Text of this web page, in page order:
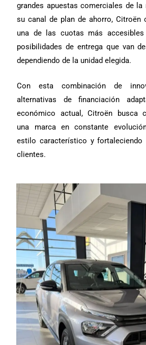
grandes apuestas comerciales de la
su canal de plan de ahorro, Citroën
una de las cuotas más
posibilidades de entrega que van
dependiendo de la unidad elegida.
Con esta combinación de
alternativas de financiación
económico actual, Citroën busca
una marca en constante
estilo característico y
clientes.